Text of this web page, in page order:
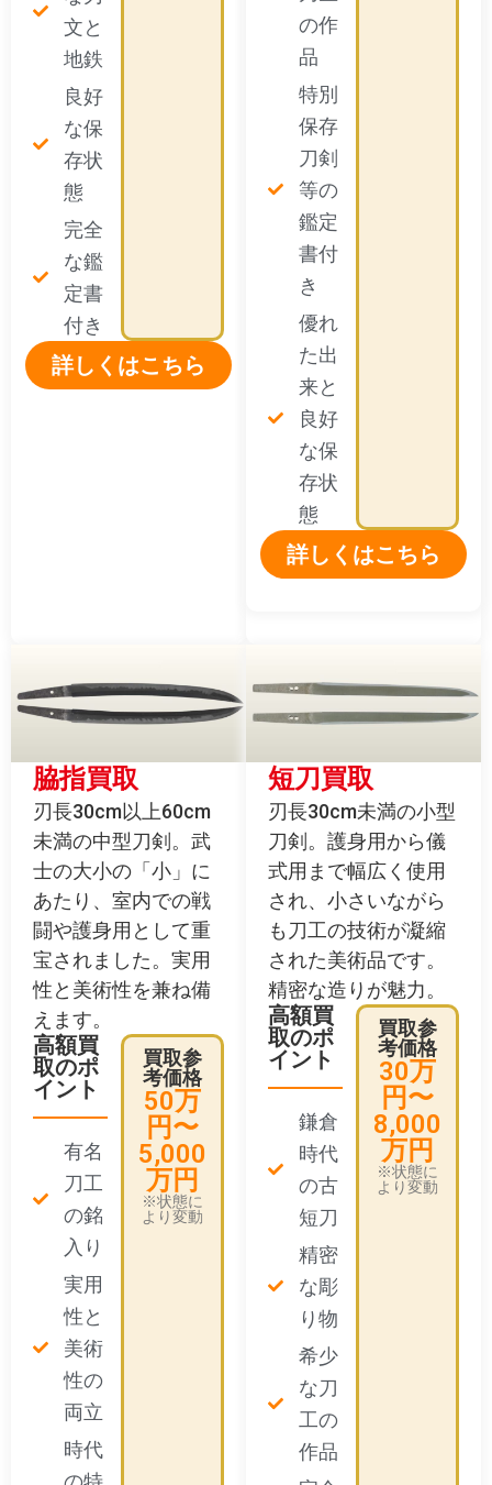
文と
地鉄
良好
な保
存状
態
完全
な鑑
定書
付き
詳しくはこちら
の作
品
特別
保存
刀剣
等の
鑑定
書付
き
優れ
た出
来と
良好
な保
存状
態
詳しくはこちら
脇指買取
刃長30cm以上60cm
未満の中型刀剣。武
士の大小の「小」に
あたり、室内での戦
闘や護身用として重
宝されました。実用
性と美術性を兼ね備
えます。
高額買
取のポ
イント
有名
刀工
の銘
入り
実用
性と
美術
性の
両立
時代
買取参
考価格
50万
円〜
5,000
万円
※状態に
より変動
短刀買取
刃長30cm未満の小型
刀剣。護身用から儀
式用まで幅広く使用
され、小さいながら
も刀工の技術が凝縮
された美術品です。
精密な造りが魅力。
高額買
取のポ
イント
鎌倉
時代
の古
短刀
精密
な彫
り物
希少
な刀
工の
作品
買取参
考価格
30万
円〜
8,000
万円
※状態に
より変動